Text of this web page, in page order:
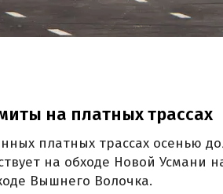
на платных трассах
платных трассах осенью
на обходе Новой Усмани
Вышнего Волочка.